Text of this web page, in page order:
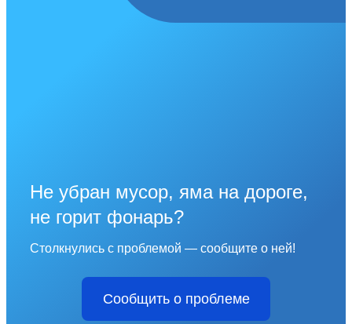
Не убран мусор, яма на дороге,
не горит фонарь?
Столкнулись с проблемой — сообщите о ней!
Сообщить о проблеме